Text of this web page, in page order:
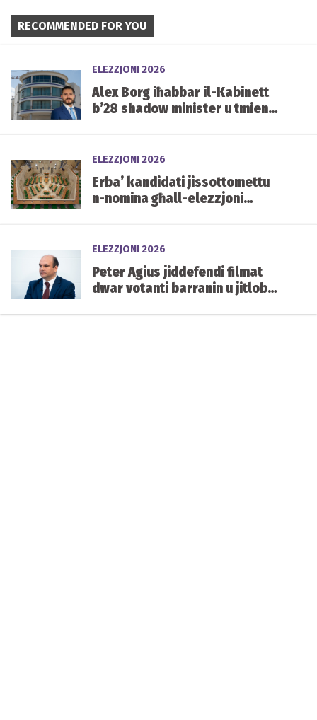
RECOMMENDED FOR YOU
ELEZZJONI 2026
Alex Borg iħabbar il-Kabinett
b’28 shadow minister u tmien
ELEZZJONI 2026
Erba’ kandidati jissottomettu
n-nomina għall-elezzjoni
ELEZZJONI 2026
Peter Agius jiddefendi filmat
dwar votanti barranin u jitlob